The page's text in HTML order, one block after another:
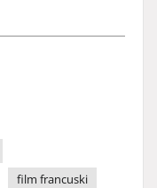
film francuski